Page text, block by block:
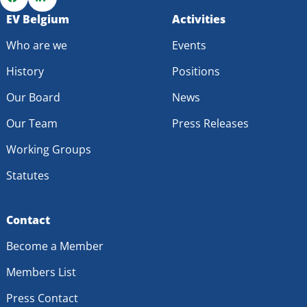
laadpleinen op een correcte wijze te realiseren.
Go
Facebook
Go
LinkedIn
EV Belgium
Who are we
History
Our Board
Our Team
Working Groups
Statutes
Activities
Events
Positions
News
Press Releases
Contact
Become a Member
Members List
Press Contact